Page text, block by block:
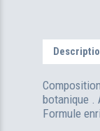
botanique .
Formule